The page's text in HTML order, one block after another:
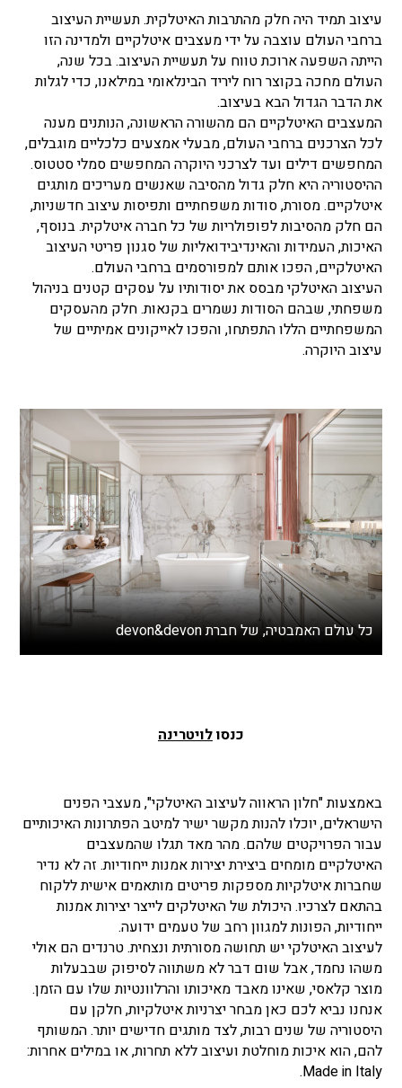
עיצוב תמיד היה חלק מהתרבות האיטלקית. תעשיית העיצוב
ברחבי העולם עוצבה על ידי מעצבים איטלקיים ולמדינה הזו
הייתה השפעה ארוכת טווח על תעשיית העיצוב. בכל שנה,
העולם מחכה בקוצר רוח ליריד הבינלאומי במילאנו, כדי לגלות
את הדבר הגדול הבא בעיצוב.
המעצבים האיטלקיים הם מהשורה הראשונה, הנותנים מענה
לכל הצרכנים ברחבי העולם, מבעלי אמצעים כלכליים מוגבלים,
המחפשים דילים ועד לצרכני היוקרה המחפשים סמלי סטטוס.
ההיסטוריה היא חלק גדול מהסיבה שאנשים מעריכים מותגים
איטלקיים. מסורת, סודות משפחתיים ותפיסות עיצוב חדשניות,
הם חלק מהסיבות לפופולריות של כל חברה איטלקית. בנוסף,
האיכות, העמידות והאינדיבידואליות של סגנון פריטי העיצוב
האיטלקיים, הפכו אותם למפורסמים ברחבי העולם.
העיצוב האיטלקי מבסס את יסודותיו על עסקים קטנים בניהול
משפחתי, שבהם הסודות נשמרים בקנאות. חלק מהעסקים
המשפחתיים הללו התפתחו, והפכו לאייקונים אמיתיים של
עיצוב היוקרה.
כל עולם האמבטיה, של חברת devon&devon
כנסולויטרינה
באמצעות "חלון הראווה לעיצוב האיטלקי", מעצבי הפנים
הישראלים, יוכלו להנות מקשר ישיר למיטב הפתרונות האיכותיים
עבור הפרויקטים שלהם. מהר מאד תגלו שהמעצבים
האיטלקיים מומחים ביצירת יצירות אמנות ייחודיות. זה לא נדיר
שחברות איטלקיות מספקות פריטים מותאמים אישית ללקוח
בהתאם לצרכיו. היכולת של האיטלקים לייצר יצירות אמנות
ייחודיות, הפונות למגוון רחב של טעמים ידועה.
לעיצוב האיטלקי יש תחושה מסורתית ונצחית. טרנדים הם אולי
משהו נחמד, אבל שום דבר לא משתווה לסיפוק שבבעלות
מוצר קלאסי, שאינו מאבד מאיכותו והרלוונטיות שלו עם הזמן.
אנחנו נביא לכם כאן מבחר יצרניות איטלקיות, חלקן עם
היסטוריה של שנים רבות, לצד מותגים חדישים יותר. המשותף
להם, הוא איכות מוחלטת ועיצוב ללא תחרות, או במילים אחרות:
Made in Italy.